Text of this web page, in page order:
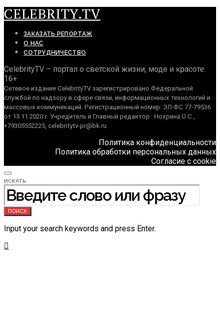
CELEBRITY.TV
ЗАКАЗАТЬ РЕПОРТАЖ
О НАС
СОТРУДНИЧЕСТВО
CelebrityTV – портал о светской жизни, моде и красоте.
16+
Сетевое издание CelebrityTV зарегистрировано Федеральной
службой по надзору в сфере связи, информационных технологий и
массовых коммуникаций. Регистрационный номер: ЭЛ ФС 77-79536
от 13.11.2020 г. Учредитель и Главный редактор : Нохрина О.С.,
+79305552225, celebritytv-pr@bk.ru
Политика конфиденциальности
Политика обработки персональных данных
Согласие с cookie
ИСКАТЬ:
ПОИСК
Input your search keywords and press Enter.